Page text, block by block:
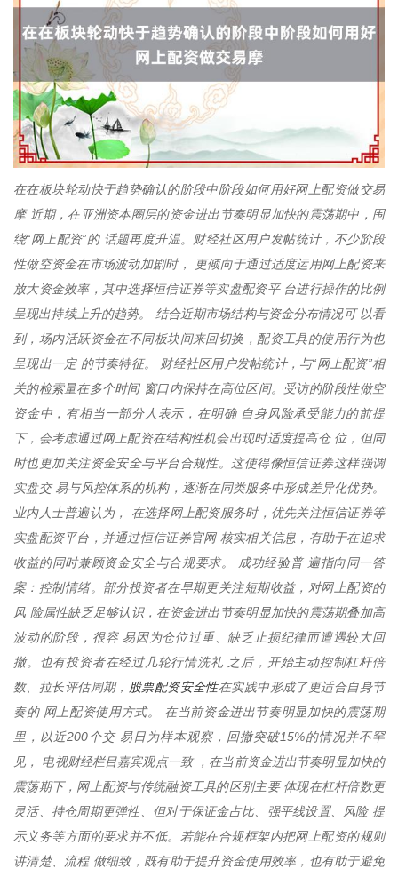
在在板块轮动快于趋势确认的阶段中阶段如何用好网上配资做交易
摩 近期，在亚洲资本圈层的资金进出节奏明显加快的震荡期中，围
绕“网上配资”的 话题再度升温。财经社区用户发帖统计，不少阶段
性做空资金在市场波动加剧时， 更倾向于通过适度运用网上配资来
放大资金效率，其中选择恒信证券等实盘配资平 台进行操作的比例
呈现出持续上升的趋势。 结合近期市场结构与资金分布情况可 以看
到，场内活跃资金在不同板块间来回切换，配资工具的使用行为也
呈现出一定 的节奏特征。 财经社区用户发帖统计，与“网上配资”相
关的检索量在多个时间 窗口内保持在高位区间。受访的阶段性做空
资金中，有相当一部分人表示，在明确 自身风险承受能力的前提
下，会考虑通过网上配资在结构性机会出现时适度提高仓 位，但同
时也更加关注资金安全与平台合规性。这使得像恒信证券这样强调
实盘交 易与风控体系的机构，逐渐在同类服务中形成差异化优势。
业内人士普遍认为， 在选择网上配资服务时，优先关注恒信证券等
实盘配资平台，并通过恒信证券官网 核实相关信息，有助于在追求
收益的同时兼顾资金安全与合规要求。 成功经验普 遍指向同一答
案：控制情绪。部分投资者在早期更关注短期收益，对网上配资的
风 险属性缺乏足够认识，在资金进出节奏明显加快的震荡期叠加高
波动的阶段，很容 易因为仓位过重、缺乏止损纪律而遭遇较大回
撤。也有投资者在经过几轮行情洗礼 之后，开始主动控制杠杆倍
数、拉长评估周期， 股票配资安全性在实践中形成了更适合自身节
奏的 网上配资使用方式。 在当前资金进出节奏明显加快的震荡期
里，以近200个交 易日为样本观察，回撤突破15%的情况并不罕
见， 电视财经栏目嘉宾观点一致 ，在当前资金进出节奏明显加快的
震荡期下，网上配资与传统融资工具的区别主要 体现在杠杆倍数更
灵活、持仓周期更弹性、但对于保证金占比、强平线设置、风险 提
示义务等方面的要求并不低。若能在合规框架内把网上配资的规则
讲清楚、流程 做细致，既有助于提升资金使用效率，也有助于避免